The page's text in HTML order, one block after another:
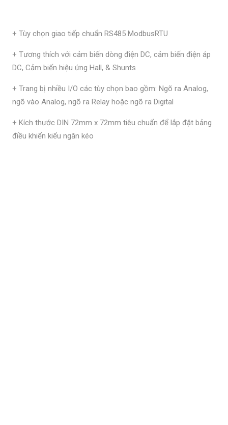
+ Tùy chọn giao tiếp chuẩn RS485 ModbusRTU
+ Tương thích với cảm biến dòng điện DC, cảm biến điện áp
DC, Cảm biến hiệu ứng Hall, & Shunts
+ Trang bị nhiều I/O các tùy chọn bao gồm: Ngõ ra Analog,
ngõ vào Analog, ngõ ra Relay hoặc ngõ ra Digital
+ Kích thước DIN 72mm x 72mm tiêu chuẩn để lắp đặt bảng
điều khiển kiểu ngăn kéo